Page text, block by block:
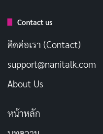
ประเภท: แฟนตาซี, โ
ช่องทางการดู:
Contact us
ติดต่อเรา (Contact)
support@nanitalk.com
About Us
หน้าหลัก